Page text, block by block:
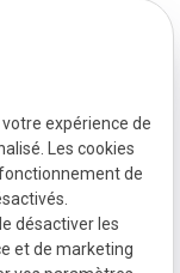
expérience de
Les cookies
de
désactiver les
et de marketing